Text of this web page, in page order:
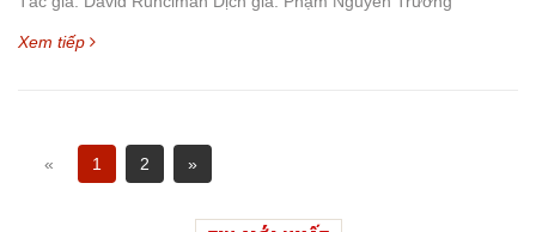
Xem tiếp
« 1 2 »